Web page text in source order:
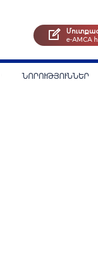
e-AMCA
ՆՈՐՈՒԹՅՈՒՆՆԵՐ